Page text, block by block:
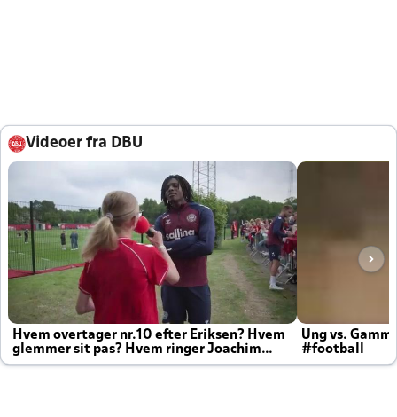
Videoer fra DBU
Hvem overtager nr.10 efter Eriksen? Hvem
glemmer sit pas? Hvem ringer Joachim
altid til efter kampe?
Ung vs.
#football